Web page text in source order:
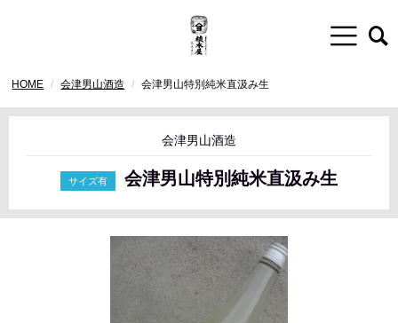
HOME 会津男山酒造 会津男山特別純米直汲み生
会津男山酒造
会津男山特別純米直汲み生